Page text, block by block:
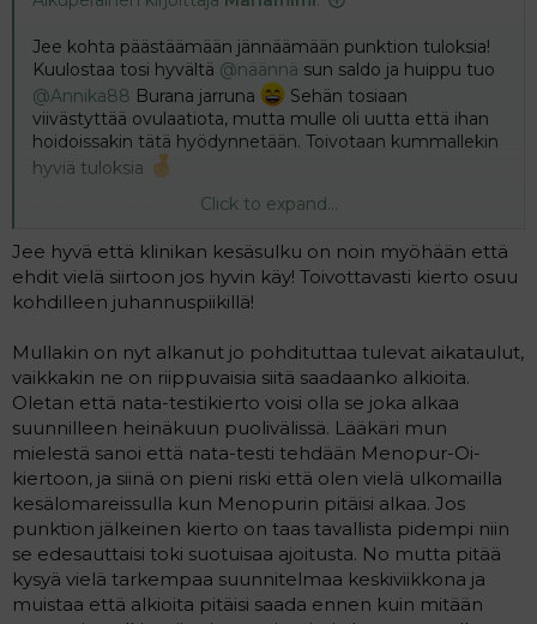
Jee kohta päästäämään jännäämään punktion tuloksia!
Kuulostaa tosi hyvältä @näännä sun saldo ja huippu tuo
@Annika88 Burana jarruna
Sehän tosiaan
viivästyttää ovulaatiota, mutta mulle oli uutta että ihan
hoidoissakin tätä hyödynnetään. Toivotaan kummallekin
hyviä tuloksia
Mäkin tein lääkärin kanssa suunnitelman ja tavoite on
kesäsulkua. Matkustan juhannusaattona Viroon
ottamaan Diphereline-pistoksen (siellä onneksi juhannus
vasta seuraavalla viikolla
tällä kertaa stressata sen pistämistä, vaan ne hoitaa sen
pistoksen heti klinikalla.
@haaveillentoivottavasti olet kunnossa. Olet kovasti
ollut ajatuksissa
Click to expand...
Jee hyvä että klinikan kesäsulku on noin myöhään että
ehdit vielä siirtoon jos hyvin käy! Toivottavasti kierto osuu
kohdilleen juhannuspiikillä!
Mullakin on nyt alkanut jo pohdituttaa tulevat aikataulut,
vaikkakin ne on riippuvaisia siitä saadaanko alkioita.
Oletan että nata-testikierto voisi olla se joka alkaa
suunnilleen heinäkuun puolivälissä. Lääkäri mun
mielestä sanoi että nata-testi tehdään Menopur-Oi-
kiertoon, ja siinä on pieni riski että olen vielä ulkomailla
kesälomareissulla kun Menopurin pitäisi alkaa. Jos
punktion jälkeinen kierto on taas tavallista pidempi niin
se edesauttaisi toki suotuisaa ajoitusta. No mutta pitää
kysyä vielä tarkempaa suunnitelmaa keskiviikkona ja
muistaa että alkioita pitäisi saada ennen kuin mitään